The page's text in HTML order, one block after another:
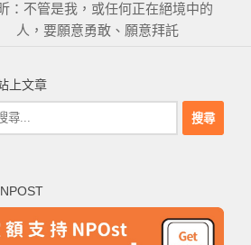
：不管是我，或任何正在絕境中的
人，要願意勇敢、願意拜託
上文章